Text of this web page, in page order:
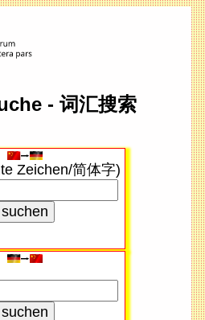
- 词汇搜索
Zeichen/简体字)